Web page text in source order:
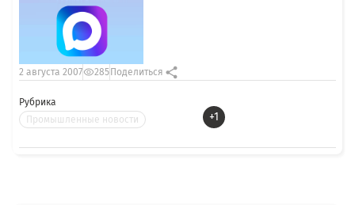
Рубрика
Промышленные новости
+1
2 августа 2007 285 Поделиться